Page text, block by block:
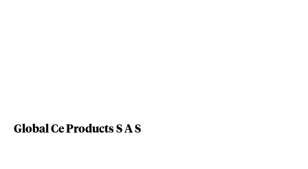
Global Ce Products S A S